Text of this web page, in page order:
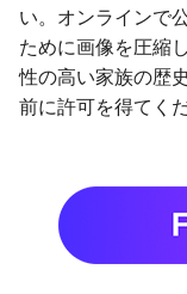
い。オンラインで
ために画像を圧縮
性の高い家族の歴
前に許可を得てく